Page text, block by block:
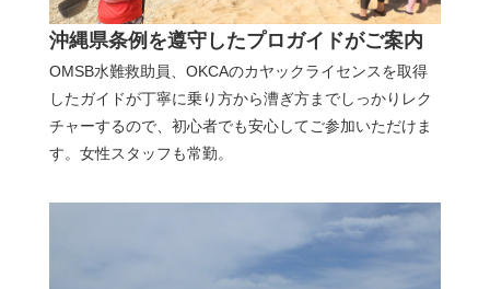
沖縄県条例を遵守したプロガイドがご案内
OMSB水難救助員、OKCAのカヤックライセンスを取得
したガイドが丁寧に乗り方から漕ぎ方までしっかりレク
チャーするので、初心者でも安心してご参加いただけま
す。女性スタッフも常勤。